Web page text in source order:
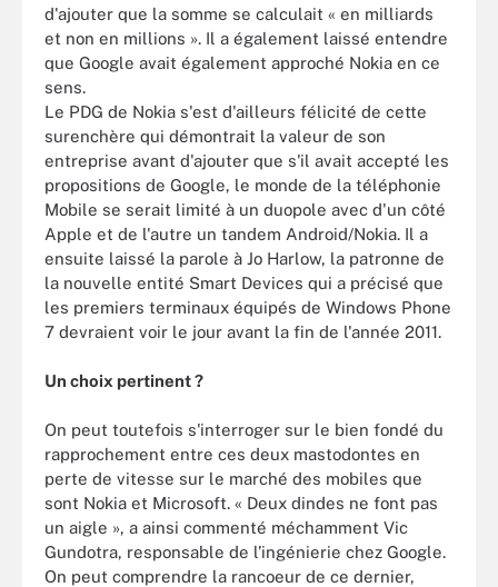
d'ajouter que la somme se calculait « en milliards
et non en millions ». Il a également laissé entendre
que Google avait également approché Nokia en ce
sens.
Le PDG de Nokia s'est d'ailleurs félicité de cette
surenchère qui démontrait la valeur de son
entreprise avant d'ajouter que s'il avait accepté les
propositions de Google, le monde de la téléphonie
Mobile se serait limité à un duopole avec d'un côté
Apple et de l'autre un tandem Android/Nokia. Il a
ensuite laissé la parole à Jo Harlow, la patronne de
la nouvelle entité Smart Devices qui a précisé que
les premiers terminaux équipés de Windows Phone
7 devraient voir le jour avant la fin de l'année 2011.
Un choix pertinent ?
On peut toutefois s'interroger sur le bien fondé du
rapprochement entre ces deux mastodontes en
perte de vitesse sur le marché des mobiles que
sont Nokia et Microsoft. « Deux dindes ne font pas
un aigle », a ainsi commenté méchamment Vic
Gundotra, responsable de l’ingénierie chez Google.
On peut comprendre la rancoeur de ce dernier,